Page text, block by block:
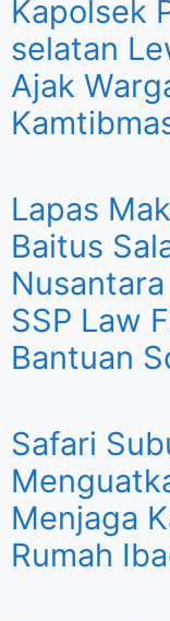
Kapolsek
selatan
Ajak
Lapas
Baitus
SSP Law
Bantuan
Safari
Menjaga
Rumah